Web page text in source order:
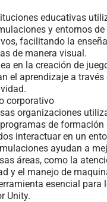
educativas
y entornos
facilitando la
de manera visual.
en la creación de
el aprendizaje a
corporativo
organizaciones
de formación
interactuar en un
ayudan a
áreas, como la
y el manejo de
esencial para
Unity.